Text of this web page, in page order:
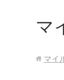
マ
マイ